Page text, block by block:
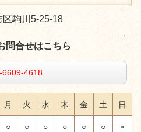
区駒川5-25-18
問合せはこちら
6609-4618
月 火 水 木 金 土 日
○ ○ ○ ○ ○ ○ ×